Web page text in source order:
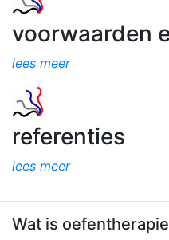
voorwaarden
lees meer
referenties
lees meer
Wat is